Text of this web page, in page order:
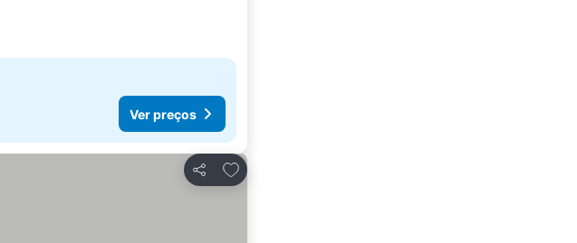
Ver preços
Partilhar
Adicionar aos favoritos